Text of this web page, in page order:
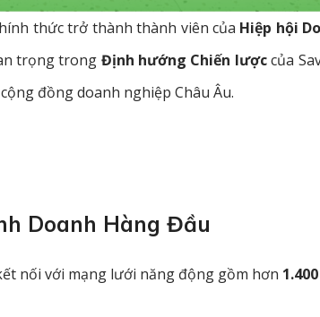
thức trở thành thành viên của Hiệp hội
trọng trong Định hướng Chiến lượccủa
đồng doanh nghiệp Châu Âu.
Doanh Hàng Đầu
nối với mạng lưới năng động gồm hơn